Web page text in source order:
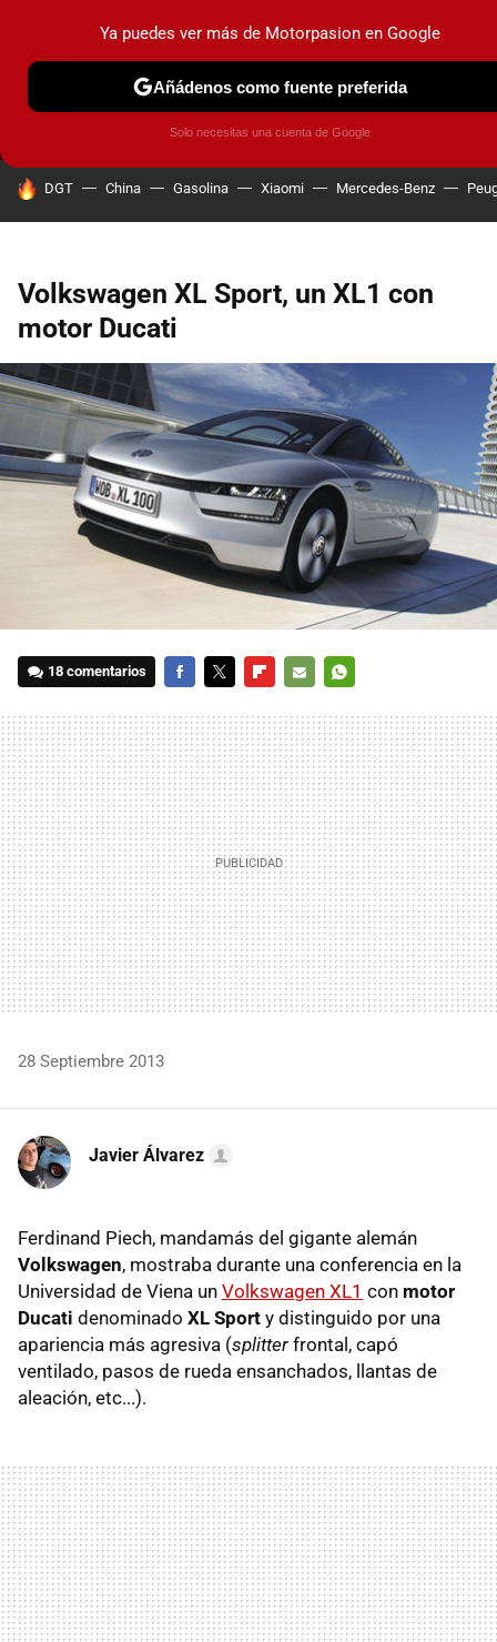
MENÚ NUEVO
COCHES ELÉCTRICOS OBSERVATORIO
HOY SE HABLA DE
DGT China Gasolina Xiaomi Mercedes-Benz
Volkswagen XL Sport, un XL1 con
motor Ducati
18 comentarios
MAIL
28 Septiembre 2013
Javier Álvarez
Ferdinand Piech, mandamás del gigante alemán
Volkswagen, mostraba durante una conferencia en la
Universidad de Viena un Volkswagen XL1 con motor
Ducati denominado XL Sport y distinguido por una
apariencia más agresiva (splitter frontal, capó
ventilado, pasos de rueda ensanchados, llantas de
aleación, etc...).
Ya puedes ver más de Motorpasion en Google
Añádenos como fuente preferida
Solo necesitas una cuenta de Google